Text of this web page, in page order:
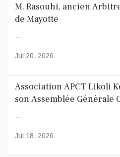
M. Rasouhi, ancien
de Mayotte
...
Jul 20, 2026
Association APCT Likoli
son Assemblée Générale
...
Jul 18, 2026